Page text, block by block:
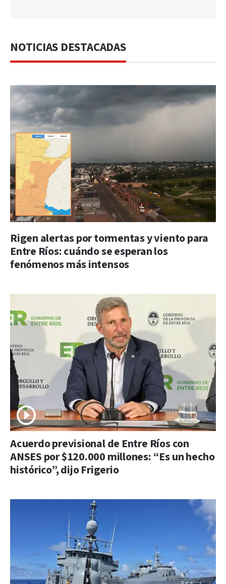
NOTICIAS DESTACADAS
Rigen alertas por tormentas y viento para
Entre Ríos: cuándo se esperan los
fenómenos más intensos
Acuerdo previsional de Entre Ríos con
ANSES por $120.000 millones: “Es un hecho
histórico”, dijo Frigerio